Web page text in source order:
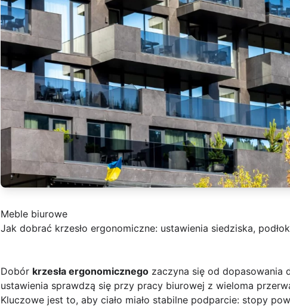
Meble biurowe
Jak dobrać krzesło ergonomiczne: ustawienia siedziska,
Dobór krzesła ergonomicznego zaczyna się od dopasowania
ustawienia sprawdzą się przy pracy biurowej z wieloma
Kluczowe jest to, aby ciało miało stabilne podparcie: stopy